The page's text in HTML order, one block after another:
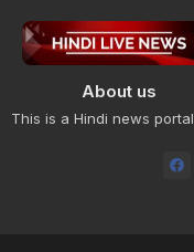
About us
This is a Hindi news portal